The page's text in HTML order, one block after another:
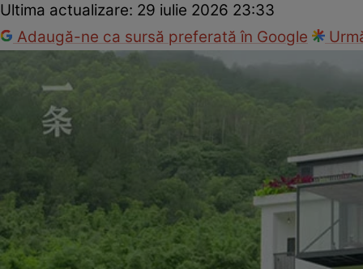
Ultima actualizare: 29 iulie 2026 23:33
Adaugă-ne ca sursă preferată în Google